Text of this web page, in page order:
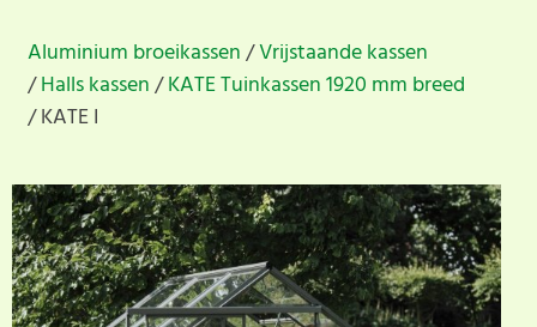
Aluminium broeikassen Vrijstaande kassen
Halls kassen KATE Tuinkassen 1920 mm breed
KATE I